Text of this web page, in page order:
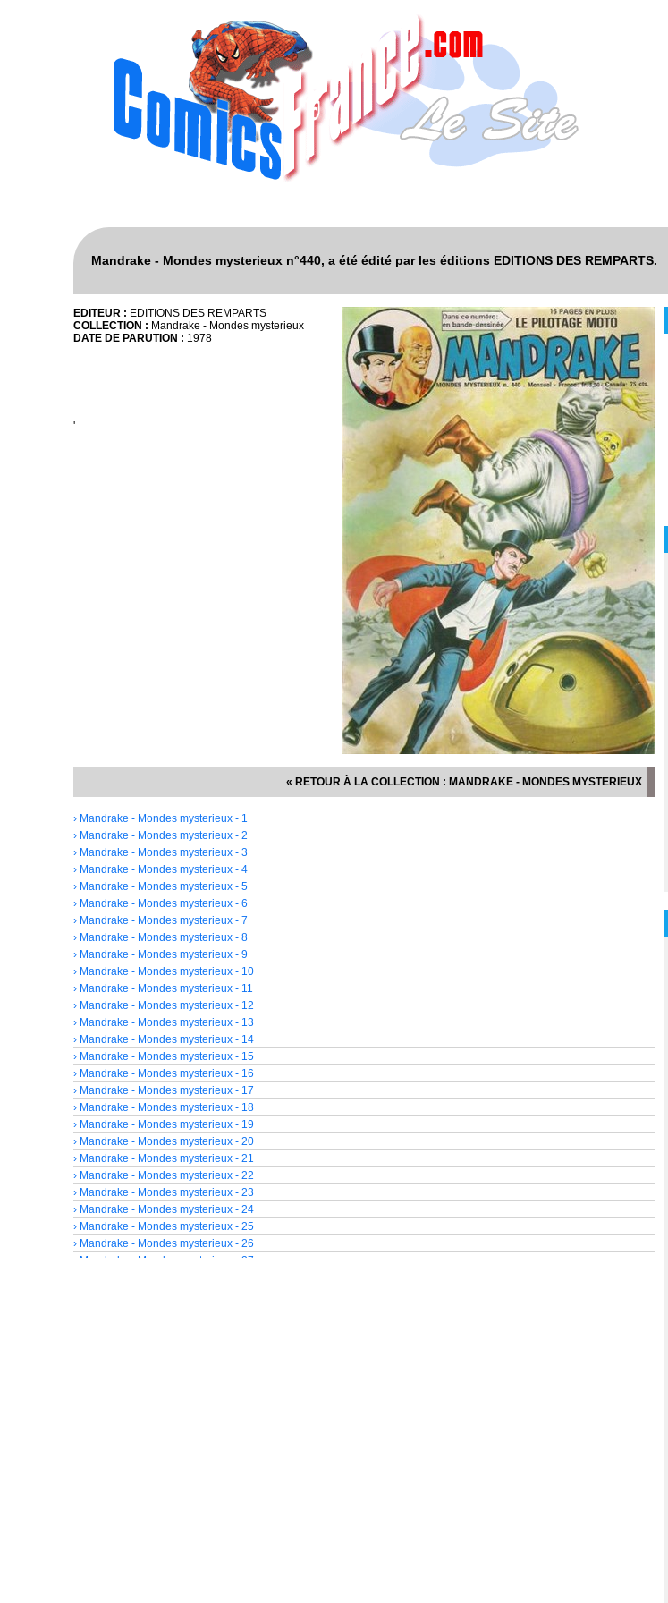
Mandrake - Mondes mysterieux n°440, a été édité par les éditions EDITIONS DES REMPARTS.
EDITEUR : EDITIONS DES REMPARTS
COLLECTION : Mandrake - Mondes mysterieux
DATE DE PARUTION : 1978
'
« RETOUR À LA COLLECTION : MANDRAKE - MONDES MYSTERIEUX
› Mandrake - Mondes mysterieux - 1
› Mandrake - Mondes mysterieux - 2
› Mandrake - Mondes mysterieux - 3
› Mandrake - Mondes mysterieux - 4
› Mandrake - Mondes mysterieux - 5
› Mandrake - Mondes mysterieux - 6
› Mandrake - Mondes mysterieux - 7
› Mandrake - Mondes mysterieux - 8
› Mandrake - Mondes mysterieux - 9
› Mandrake - Mondes mysterieux - 10
› Mandrake - Mondes mysterieux - 11
› Mandrake - Mondes mysterieux - 12
› Mandrake - Mondes mysterieux - 13
› Mandrake - Mondes mysterieux - 14
› Mandrake - Mondes mysterieux - 15
› Mandrake - Mondes mysterieux - 16
› Mandrake - Mondes mysterieux - 17
› Mandrake - Mondes mysterieux - 18
› Mandrake - Mondes mysterieux - 19
› Mandrake - Mondes mysterieux - 20
› Mandrake - Mondes mysterieux - 21
› Mandrake - Mondes mysterieux - 22
› Mandrake - Mondes mysterieux - 23
› Mandrake - Mondes mysterieux - 24
› Mandrake - Mondes mysterieux - 25
› Mandrake - Mondes mysterieux - 26
› Mandrake - Mondes mysterieux - 27